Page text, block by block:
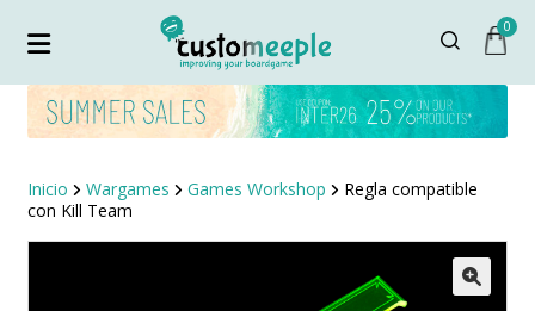
0
Inicio Wargames Games Workshop
Regla compatible
con Kill Team